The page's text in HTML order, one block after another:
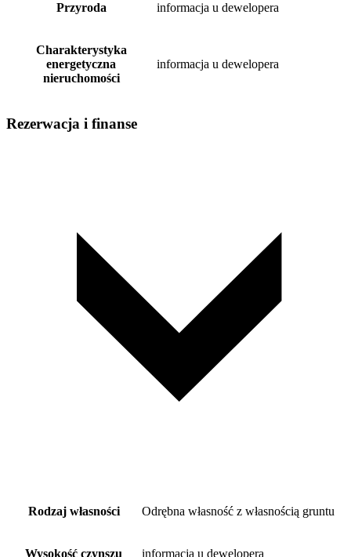
Przyroda informacja u dewelopera
Charakterystyka
energetyczna
nieruchomości
informacja u dewelopera
Rezerwacja i finanse
Rodzaj własności Odrębna własność z własnością gruntu
Wysokość czynszu informacja u dewelopera